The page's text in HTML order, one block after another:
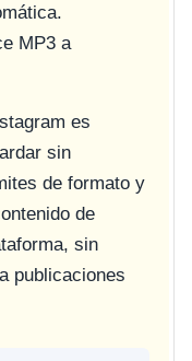
MP3 a
es
sin
de formato y
de
sin
publicaciones